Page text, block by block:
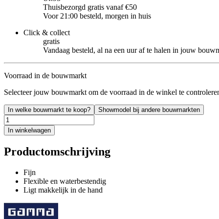
Thuisbezorgd gratis vanaf €50
Voor 21:00 besteld, morgen in huis
Click & collect
gratis
Vandaag besteld, al na een uur af te halen in jouw
Voorraad in de bouwmarkt
Selecteer jouw bouwmarkt om de voorraad in de winkel te
In welke bouwmarkt te koop? Showmodel bij andere bouwmarkten
In winkelwagen
Productomschrijving
Fijn
Flexible en waterbestendig
Ligt makkelijk in de hand